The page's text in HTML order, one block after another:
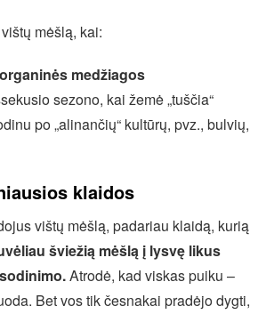
mėšlą, kai:
medžiagos
sezono, kai žemė „tuščia“
po „alinančių“ kultūrų, pvz., bulvių,
klaidos
vištų mėšlą, padariau klaidą, kurią
šviežią mėšlą į lysvę likus
Atrodė, kad viskas puiku –
Bet vos tik česnakai pradėjo dygti,